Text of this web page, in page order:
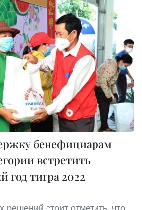
бенефициарам
встретить
тигра 2022